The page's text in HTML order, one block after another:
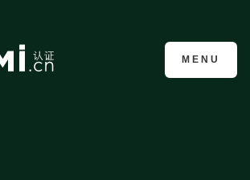
CMMI认证咨询
MENU